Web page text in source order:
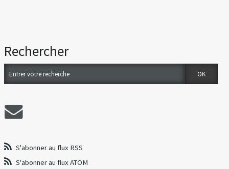
Rechercher
S'abonner au flux RSS
S'abonner au flux ATOM